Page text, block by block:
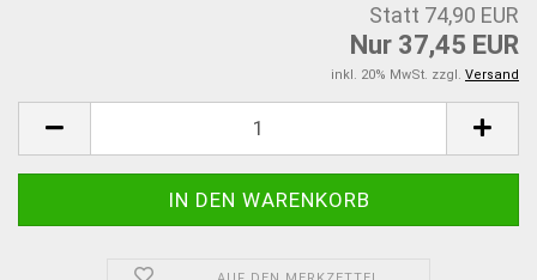
Statt 74,90 EUR
Nur 37,45 EUR
inkl. 20% MwSt. zzgl. Versand